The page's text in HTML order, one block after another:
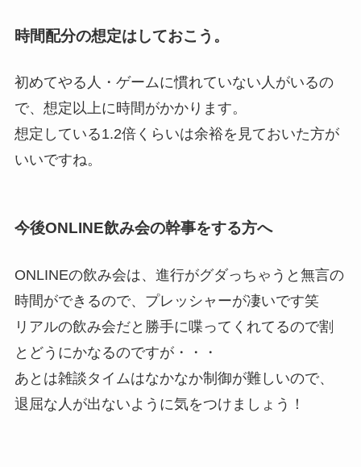
時間配分の想定はしておこう。
初めてやる人・ゲームに慣れていない人がいるの
で、想定以上に時間がかかります。
想定している1.2倍くらいは余裕を見ておいた方が
いいですね。
今後ONLINE飲み会の幹事をする方へ
ONLINEの飲み会は、進行がグダっちゃうと無言の
時間ができるので、プレッシャーが凄いです笑
リアルの飲み会だと勝手に喋ってくれてるので割
とどうにかなるのですが・・・
あとは雑談タイムはなかなか制御が難しいので、
退屈な人が出ないように気をつけましょう！